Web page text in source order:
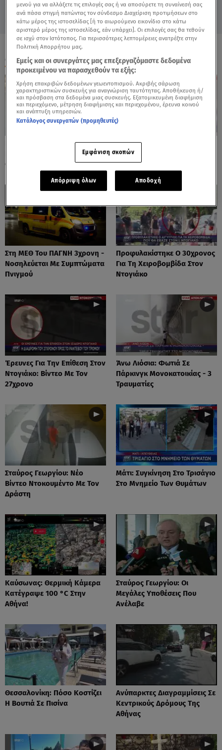
ΟΛΑ ΤΑ ΒΙΝΤΕΟ
Πόρτο Ράφτη: Bίντεο
Θανατηφόρο Τροχαίο
Πάρος: Τα Διάσπαρτα Φυτίλια
Στο Νησί - Αυτοσχέδιες
Χωματερές
Στη ΜΕΘ Του ΠΑΓΝΗ 3χρονη -
Νοσηλεύεται Με Συμπτώματα
Πνιγμού
Προφυλακίστηκε Ο 30χρονος
Για Τη Χειροβομβίδα Στον
Ντογιάκο
Έρευνες Για Την Επίθεση Στον
Ντογιάκο: Βίντεο Με Τον
27χρονο
Άνω Λιόσια: Φωτιά Σε
Πάρκινγκ Μονοκατοικίας - 3
Τραυματίες
Σταύρος Γεωργίου: Νέο
Βίντεο Ντοκουμέντο Με Τον
Δράστη
Μάτι: Συγκίνηση Στο Τρισάγιο
Στο Μνημείο Των Θυμάτων
Καύσωνας: Θερμική Κάμερα
Κατέγραψε 100 °C Στην
Αθήνα!
Σταύρος Γεωργίου: Οι
Μεγάλες Υποθέσεις Που
Ανέλαβε
Θεσσαλονίκη: Πόσο Κοστίζει
Η Βουτιά Σε Πισίνα
Ανύπαρκτες Διαγραμμίσεις Σε
Κεντρικούς Δρόμους Της
Αθήνας
μενού για να αλλάξετε τις επιλογές σας ή να αποσύρετε τη συναίνεσή σας
ανά πάσα στιγμή πατώντας τον σύνδεσμο Διαχείριση προτιμήσεων στο
κάτω μέρος της ιστοσελίδας [ή το αιωρούμενο εικονίδιο στο κάτω
αριστερό μέρος της ιστοσελίδας, εάν υπάρχει]. Οι επιλογές σας θα τεθούν
σε ισχύ στον Ιστότοπος. Για περισσότερες λεπτομέρειες ανατρέξτε στην
Πολιτική Απορρήτου μας.
Εμείς και οι συνεργάτες μας επεξεργαζόμαστε δεδομένα
προκειμένου να παρασχεθούν τα εξής:
Χρήση επακριβών δεδομένων γεωεντοπισμού. Ακριβής σάρωση
χαρακτηριστικών συσκευής για αναγνώριση ταυτότητας. Αποθήκευση ή/
και πρόσβαση στα δεδομένα μιας συσκευής. Εξατομικευμένη διαφήμιση
και περιεχόμενο, μέτρηση διαφήμισης και περιεχομένου, έρευνα κοινού
και ανάπτυξη υπηρεσιών.
Κατάλογος συνεργατών (προμηθευτές)
Εμφάνιση σκοπών
Απόρριψη όλων Αποδοχή